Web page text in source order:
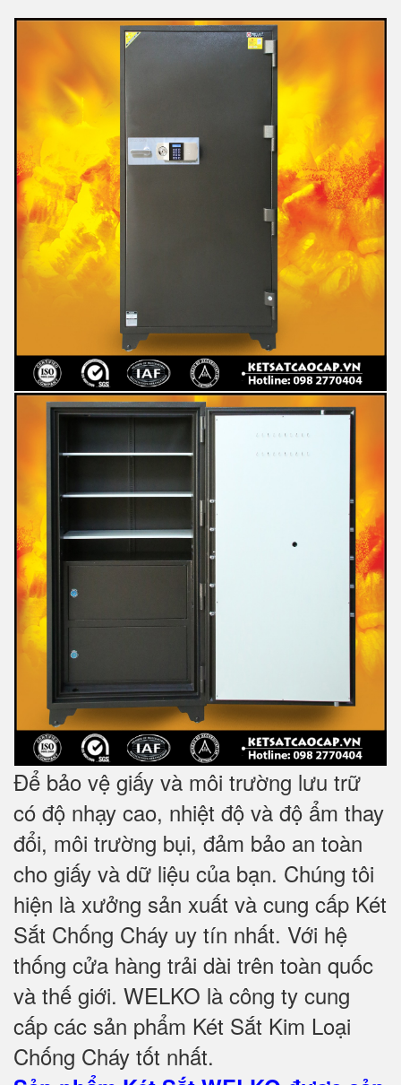
Để bảo vệ giấy và môi trường lưu trữ
có độ nhạy cao, nhiệt độ và độ ẩm thay
đổi, môi trường bụi, đảm bảo an toàn
cho giấy và dữ liệu của bạn. Chúng tôi
hiện là xưởng sản xuất và cung cấp Két
Sắt Chống Cháy uy tín nhất. Với hệ
thống cửa hàng trải dài trên toàn quốc
và thế giới. WELKO là công ty cung
cấp các sản phẩm Két Sắt Kim Loại
Chống Cháy tốt nhất.